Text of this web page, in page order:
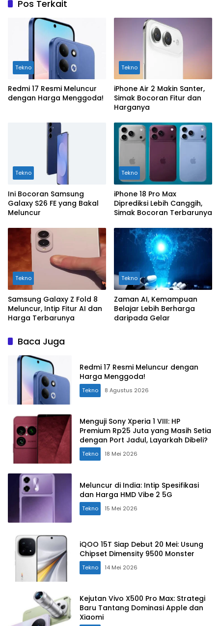
Pos Terkait
Tekno
Redmi 17 Resmi Meluncur
dengan Harga Menggoda!
Tekno
iPhone Air 2 Makin Santer,
Simak Bocoran Fitur dan
Harganya
Tekno
Ini Bocoran Samsung
Galaxy S26 FE yang Bakal
Meluncur
Tekno
iPhone 18 Pro Max
Diprediksi Lebih Canggih,
Simak Bocoran Terbarunya
Tekno
Samsung Galaxy Z Fold 8
Meluncur, Intip Fitur AI dan
Harga Terbarunya
Tekno
Zaman AI, Kemampuan
Belajar Lebih Berharga
daripada Gelar
Baca Juga
Redmi 17 Resmi Meluncur dengan
Harga Menggoda!
Tekno 8 Agustus 2026
Menguji Sony Xperia 1 VIII: HP
Premium Rp25 Juta yang Masih Setia
dengan Port Jadul, Layarkah Dibeli?
Tekno 18 Mei 2026
Meluncur di India: Intip Spesifikasi
dan Harga HMD Vibe 2 5G
Tekno 15 Mei 2026
iQOO 15T Siap Debut 20 Mei: Usung
Chipset Dimensity 9500 Monster
Tekno 14 Mei 2026
Kejutan Vivo X500 Pro Max: Strategi
Baru Tantang Dominasi Apple dan
Xiaomi